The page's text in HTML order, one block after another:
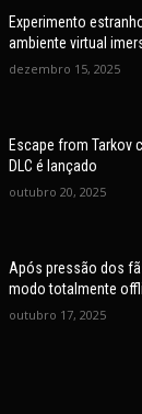
Experimento
ambiente virtual
dezembro 15, 2025
Escape from Tarkov
DLC é lançado
outubro 20, 2025
Após pressão dos
modo totalmente
outubro 17, 2025